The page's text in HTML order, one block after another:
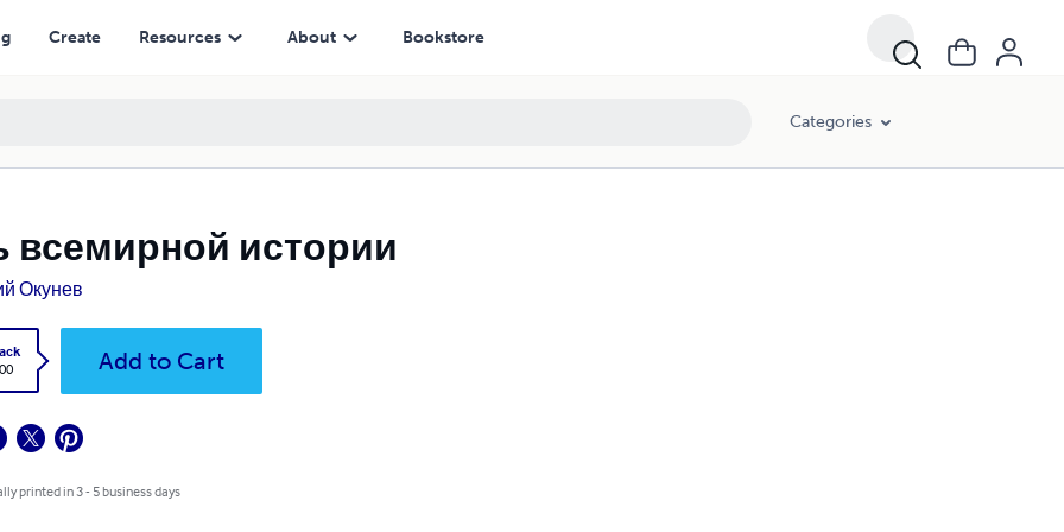
Create Resources About Bookstore
Categories
всемирной истории
Окунев
Add to Cart
printed in 3 - 5 business days